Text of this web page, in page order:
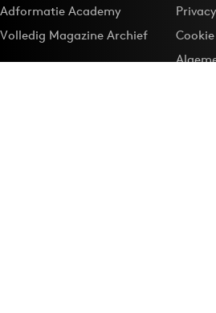
Adformatie Academy
Volledig Magazine Archief